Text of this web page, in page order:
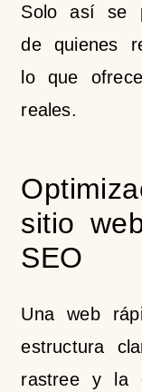
Solo así se
de quienes
lo que
reales.
sitio
SEO
Una web
estructura
rastree y la